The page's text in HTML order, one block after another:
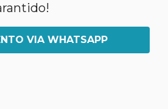
VIA WHATSAPP